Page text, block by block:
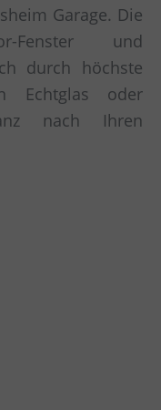
Garage. Die
Fenster und
durch höchste
Echtglas oder
nach Ihren